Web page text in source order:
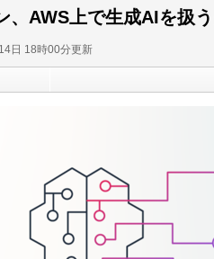
、AWS上で生成AIを扱
日 18時00分更新